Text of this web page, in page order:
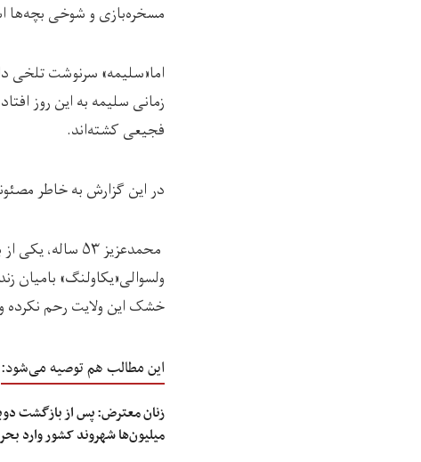
مسخره‌بازی و شوخی بچه‌ها
زمانی سلیمه به این روز
فجیعی کشته‌اند.
در این گزارش به خاطر
ولسوالی«یکاولنگ» بامیان
خشک این ولایت رحم نکرده
این مطالب هم توصیه می‌شود:
زنان معترض: پس از بازگشت
میلیون‌ها شهروند کشور وارد